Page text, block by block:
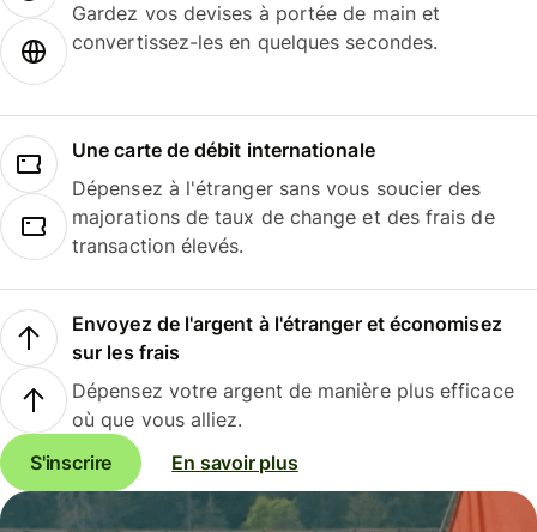
Gardez vos devises à portée de main et
convertissez-les en quelques secondes.
Une carte de débit internationale
Dépensez à l'étranger sans vous soucier des
majorations de taux de change et des frais de
transaction élevés.
Envoyez de l'argent à l'étranger et économisez
sur les frais
Dépensez votre argent de manière plus efficace
où que vous alliez.
S'inscrire
En savoir plus